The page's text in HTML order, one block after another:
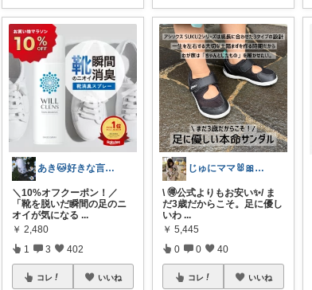
あき🐱好きな言葉は『簡単』『おいしい』
＼10%オフクーポン！／
「靴を脱いだ瞬間の足のニ
オイが気になる ...
￥ 2,480
1 3 402
コレ いいね
じゅにママ🐰🎀2yboyワーママ
\ 🉐公式よりもお安い✨️/ ま
だ3歳だからこそ。足に優し
いわ ...
￥ 5,445
0 0 40
コレ いいね